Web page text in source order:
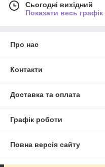
Сьогодні вихідний
Показати весь
Про нас
Контакти
Доставка та оплата
Графік роботи
Повна версія сайту